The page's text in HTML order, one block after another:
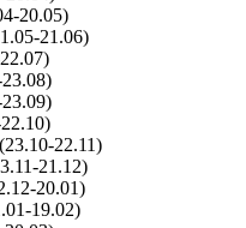
20.05)
21.06)
22.11)
21.12)
20.01)
19.02)